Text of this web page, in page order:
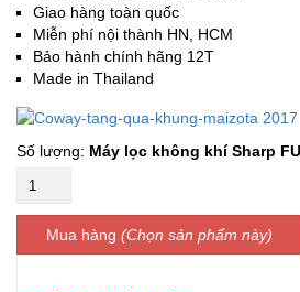
Giao hàng toàn quốc
Miễn phí nội thành HN, HCM
Bảo hành chính hãng 12T
Made in Thailand
Máy lọc không khí Sharp
Mua hàng